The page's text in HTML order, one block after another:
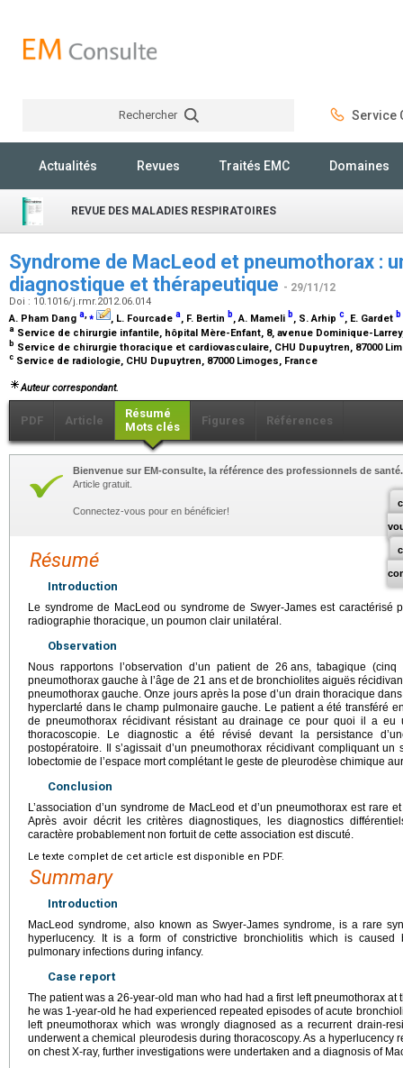
Rechercher Service
Actualités Revues Traités EMC Domaines
REVUE DES MALADIES RESPIRATOIRES
Syndrome de MacLeod et pneumothorax :
diagnostique et thérapeutique - 29/11/12
Doi : 10.1016/j.rmr.2012.06.014
A. Pham Dang a,⁎ , L. Fourcade a, F. Bertin b, A. Mameli b, S. Arhip c, E. Gardet b
a Service de chirurgie infantile, hôpital Mère-Enfant, 8, avenue Dominique-
b Service de chirurgie thoracique et cardiovasculaire, CHU Dupuytren, 87000
c Service de radiologie, CHU Dupuytren, 87000 Limoges, France
Auteur correspondant.
PDF Article
Résumé
Mots clés
Figures Références
Bienvenue sur EM-consulte, la référence des professionnels de santé.
Article gratuit.
Connectez-vous pour en bénéficier!
Résumé
Introduction
Le syndrome de MacLeod ou syndrome de Swyer-James est caractérisé
radiographie thoracique, un poumon clair unilatéral.
Observation
Nous rapportons l’observation d’un patient de 26 ans, tabagique (cinq
pneumothorax gauche à l’âge de 21 ans et de bronchiolites aiguës
pneumothorax gauche. Onze jours après la pose d’un drain thoracique
hyperclarté dans le champ pulmonaire gauche. Le patient a été transféré
de pneumothorax récidivant résistant au drainage ce pour quoi il a eu
thoracoscopie. Le diagnostic a été révisé devant la persistance
postopératoire. Il s’agissait d’un pneumothorax récidivant compliquant
lobectomie de l’espace mort complétant le geste de pleurodèse chimique
Conclusion
L’association d’un syndrome de MacLeod et d’un pneumothorax est rare
Après avoir décrit les critères diagnostiques, les diagnostics
caractère probablement non fortuit de cette association est discuté.
Le texte complet de cet article est disponible en PDF.
Summary
Introduction
MacLeod syndrome, also known as Swyer-James syndrome, is a rare
hyperlucency. It is a form of constrictive bronchiolitis which is caused
pulmonary infections during infancy.
Case report
The patient was a 26-year-old man who had had a first left pneumothorax at
he was 1-year-old he had experienced repeated episodes of acute
left pneumothorax which was wrongly diagnosed as a recurrent drain-
underwent a chemical pleurodesis during thoracoscopy. As a hyperlucency
on chest X-ray, further investigations were undertaken and a diagnosis of